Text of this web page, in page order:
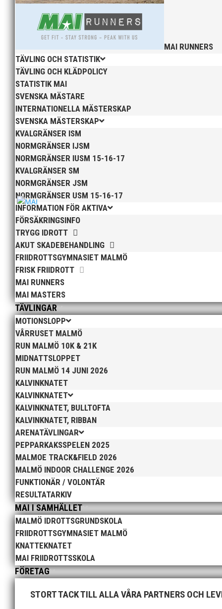
MAI RUNNERS
TÄVLING OCH STATISTIK
TÄVLING OCH KLÄDPOLICY
STATISTIK MAI
SVENSKA MÄSTARE
INTERNATIONELLA MÄSTERSKAP
SVENSKA MÄSTERSKAP
KVALGRÄNSER ISM
NORMGRÄNSER IJSM
NORMGRÄNSER IUSM 15-16-17
KVALGRÄNSER SM
NORMGRÄNSER JSM
NORMGRÄNSER USM 15-16-17
INFORMATION FÖR AKTIVA
FÖRSÄKRINGSINFO
TRYGG IDROTT
AKUT SKADEBEHANDLING
FRIIDROTTSGYMNASIET MALMÖ
FRISK FRIIDROTT
MAI RUNNERS
MAI MASTERS
TÄVLINGAR
MOTIONSLOPP
VÅRRUSET MALMÖ
RUN MALMÖ 10K & 21K
MIDNATTSLOPPET
RUN MALMÖ 14 JUNI 2026
KALVINKNATET
KALVINKNATET
KALVINKNATET, BULLTOFTA
KALVINKNATET, RIBBAN
ARENATÄVLINGAR
PEPPARKAKSSPELEN 2025
MALMOE TRACK&FIELD 2026
MALMÖ INDOOR CHALLENGE 2026
FUNKTIONÄR / VOLONTÄR
RESULTATARKIV
MAI I SAMHÄLLET
MALMÖ IDROTTSGRUNDSKOLA
FRIIDROTTSGYMNASIET MALMÖ
KNATTEKNATET
MAI FRIIDROTTSSKOLA
FÖRETAG
STORT TACK TILL ALLA VÅRA PARTNERS OCH
I sommar anordnas vår uppskattade friidrottsskola
och mellanmål i avgiften. v.25 (17-20 juni) v.26 (24-28
Över hundra personer infann sig till årsmötet som
Klubb Skåne bjuder in till årets första
tränare samt aktiva födda 2007–2010. Har ni en
Den 16-17 mars är det dags igen för ett MAI
som ingår i Götalandsregionen och deltar med lag i
I helgen anordnades Malmö Indoor Challenge i
med på ”Prova-På-Tävling". Det blev en härlig
Efter en noggrann och lång rekryteringsprocess är
expertis från sina fyra år som klubbchef på IF Kville